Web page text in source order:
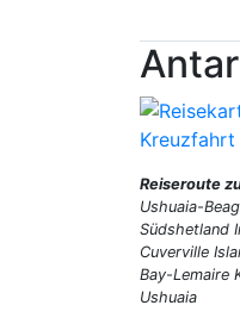
Reiseroute
Ushuaia-
Südshetland
Cuverville
Bay-Lemaire
Ushuaia